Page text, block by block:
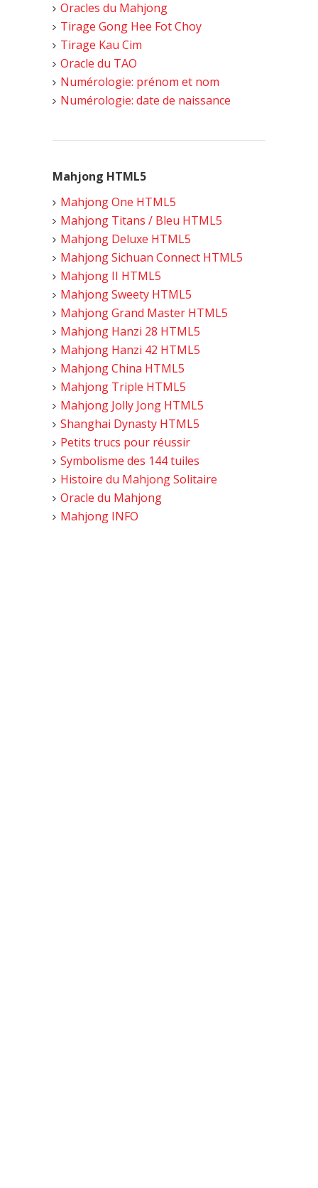
Oracles du Mahjong
Tirage Gong Hee Fot Choy
Tirage Kau Cim
Oracle du TAO
Numérologie: prénom et nom
Numérologie: date de naissance
Mahjong HTML5
Mahjong One HTML5
Mahjong Titans / Bleu HTML5
Mahjong Deluxe HTML5
Mahjong Sichuan Connect HTML5
Mahjong II HTML5
Mahjong Sweety HTML5
Mahjong Grand Master HTML5
Mahjong Hanzi 28 HTML5
Mahjong Hanzi 42 HTML5
Mahjong China HTML5
Mahjong Triple HTML5
Mahjong Jolly Jong HTML5
Shanghai Dynasty HTML5
Petits trucs pour réussir
Symbolisme des 144 tuiles
Histoire du Mahjong Solitaire
Oracle du Mahjong
Mahjong INFO